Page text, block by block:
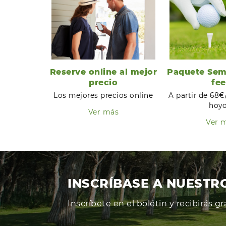
Reserve online al mejor
precio
Los mejores precios online
Ver más
Paquete
A partir de
Ver
INSCRÍBASE A
Inscríbete en el bolétin y recibirás